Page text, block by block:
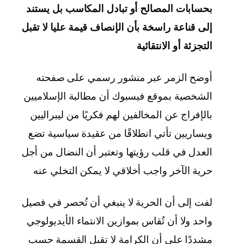
بحسابات المصالح أو تبادل المكاسب بل يستند
إلى قناعة راسخة بأن الإنصاف قيمة عليا لا تقبل
التجزئة أو الانتقائية
أوضح الزمر عبر منشور رسمي على صفحته
الشخصية بموقع فيسبوك أن مطالبة الإسلاميين
بالإفراج عن المخالفين لهم فكريًا من ليبراليين
ويساريين تأتي انطلاقًا من عقيدة سياسية تضع
العدل في قلب رؤيتها وتعتبر أن النضال من أجل
حرية الآخر واجب أخلاقي لا يمكن التخلي عنه
لفت إلى أن الحرية لا ينبغي أن تُحصر في فصيل
واحد ولا أن تُقاس بموازين الانتماء الأيديولوجي
مشددًا على أن الكرامة لا تقبل القسمة حسب